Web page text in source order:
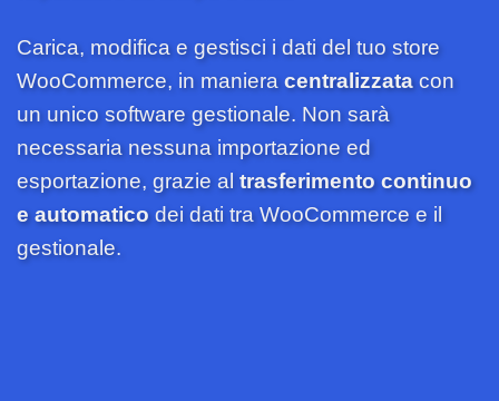
Carica, modifica e gestisci i dati del tuo store
WooCommerce, in manieracentralizzatacon
un unico software gestionale. Non sarà
necessaria nessuna importazione ed
esportazione, grazie al trasferimento continuo
e automaticodei dati tra WooCommerce e il
gestionale.